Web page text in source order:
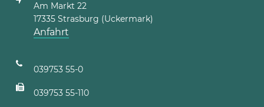
Am Markt 22
17335 Strasburg (Uckermark)
Anfahrt
039753 55-0
039753 55-110